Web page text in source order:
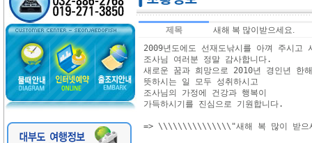
제목
새해 복 많이받으세요.
2009년도에도 선재도낚시를 아껴 주시고
조사님 여러분 정말 감사합니다.
새로운 꿈과 희망으로 2010년 경인년 한
뜻하시는 일 모두 성취하시고
조사님의 가정에 건강과 행복이
가득하시기를 진심으로 기원합니다.
=> \\\\\\\\\\\\\\\"새해 복 많이 받